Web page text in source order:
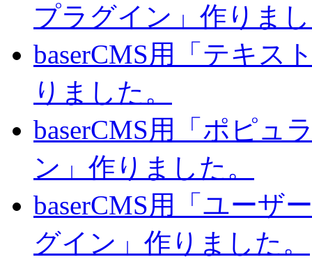
プラグイン」作りま
baserCMS用「テキス
りました。
baserCMS用「ポピュ
ン」作りました。
baserCMS用「ユーザ
グイン」作りました。